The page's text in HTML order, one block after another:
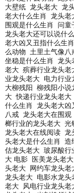
大壁纸 龙头老大 龙
老大什么生肖
龙头老
围观是什么生肖
问童
龙头老大还可以说什么
老大凶又丑指什么生肖
么动物
土里土气像八
坐稳是什么生肖
龙头
老大 殡葬行业龙头老
业龙头老大 电力行业
大柳残阳 柳残阳小说
大 快递行业龙头老大
什么生肖
龙头老大凶
八戒 龙头老大在围观
榔行业的龙头老大 光
龙头老大在线阅读 龙
头老大是什么生肖
造
估龙头老大 玻尿酸行
大 电影
医美龙头老大
头老大 网约车龙头老
龙头老大 电影水龙头
老大
风电行业龙头老